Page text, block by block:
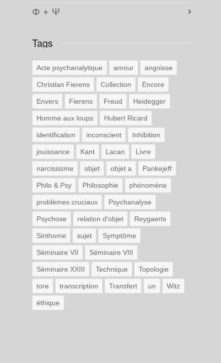
Φ + Ψ
Tags
Acte psychanalytique amour angoisse
Christian Fierens Collection Encore
Envers Fierens Freud Heidegger
Homme aux loups Hubert Ricard
identification inconscient Inhibition
jouissance Kant Lacan Livre
narcissisme objet objet a Pankejeff
Philo & Psy Philosophie phénomène
problèmes cruciaux Psychanalyse
Psychose relation d'objet Reygaerts
Sinthome sujet Symptôme
Séminaire VII Séminaire VIII
Séminaire XXIII Technique Topologie
tore transcription Transfert un Witz
éthique